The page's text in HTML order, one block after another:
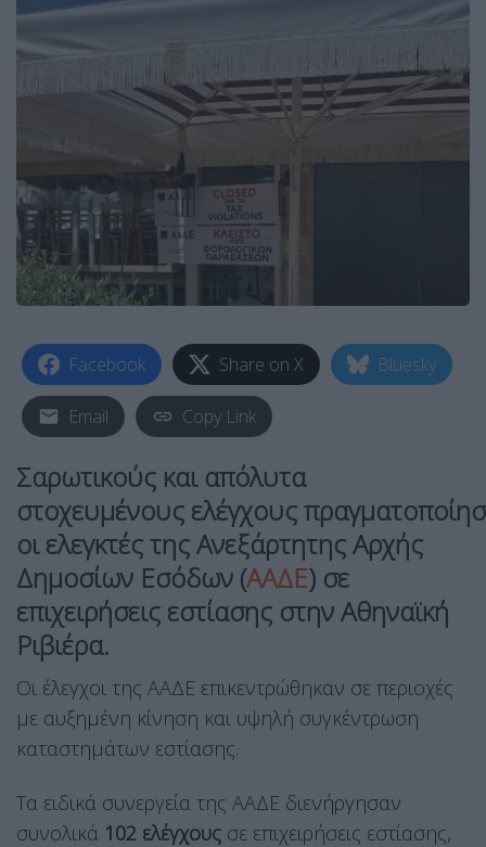
Facebook Share on X Bluesky
Email Copy Link
Σαρωτικούς και απόλυτα
στοχευμένους ελέγχους
οι ελεγκτές της Ανεξάρτητης Αρχής
Δημοσίων Εσόδων (ΑΑΔΕ) σε
επιχειρήσεις εστίασης στην Αθηναϊκή
Ριβιέρα.
Οι έλεγχοι της ΑΑΔΕ επικεντρώθηκαν σε περιοχές
με αυξημένη κίνηση και υψηλή συγκέντρωση
καταστημάτων εστίασης.
Τα ειδικά συνεργεία της ΑΑΔΕ διενήργησαν
συνολικά 102 ελέγχους σε επιχειρήσεις εστίασης,